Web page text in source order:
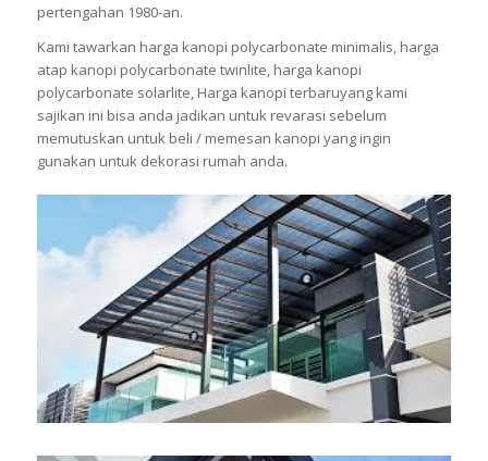
pertengahan 1980-an.
Kami tawarkan harga kanopi polycarbonate minimalis, harga
atap kanopi polycarbonate twinlite, harga kanopi
polycarbonate solarlite, Harga kanopi terbaruyang kami
sajikan ini bisa anda jadikan untuk revarasi sebelum
memutuskan untuk beli / memesan kanopi yang ingin
gunakan untuk dekorasi rumah anda.